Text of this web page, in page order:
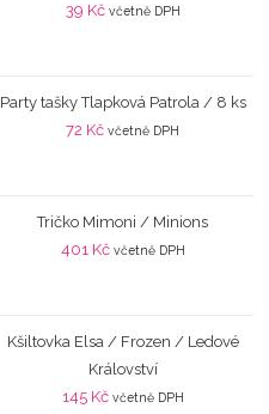
39 Kč včetně DPH
Party tašky Tlapková Patrola / 8 ks
72 Kč včetně DPH
Tričko Mimoni / Minions
401 Kč včetně DPH
Kšiltovka Elsa / Frozen / Ledové
Království
145 Kč včetně DPH